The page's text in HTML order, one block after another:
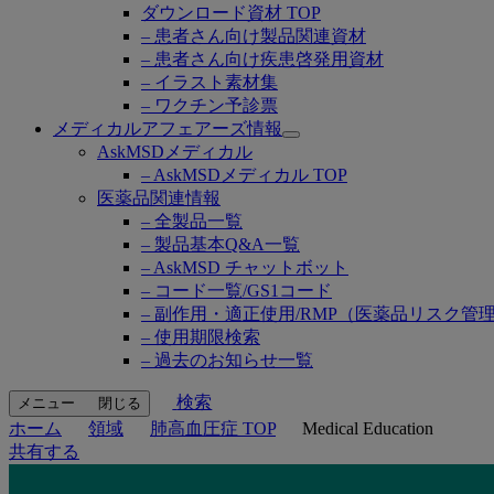
ダウンロード資材 TOP
– 患者さん向け製品関連資材
– 患者さん向け疾患啓発用資材
– イラスト素材集
– ワクチン予診票
メディカルアフェアーズ情報
Open
AskMSDメディカル
– AskMSDメディカル TOP
医薬品関連情報
– 全製品一覧
– 製品基本Q&A一覧
– AskMSD チャットボット
– コード一覧/GS1コード
– 副作用・適正使用/RMP（医薬品リスク管
– 使用期限検索
– 過去のお知らせ一覧
メニュー 閉じる
検索
ホーム
領域 肺高血圧症 TOP
Medical Education
共有する